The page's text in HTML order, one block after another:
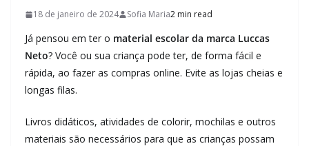
18 de janeiro de 2024 Sofia Maria2 min read
Já pensou em ter o material escolar da marca Luccas
Neto? Você ou sua criança pode ter, de forma fácil e
rápida, ao fazer as compras online. Evite as lojas cheias e
longas filas.
Livros didáticos, atividades de colorir, mochilas e outros
materiais são necessários para que as crianças possam